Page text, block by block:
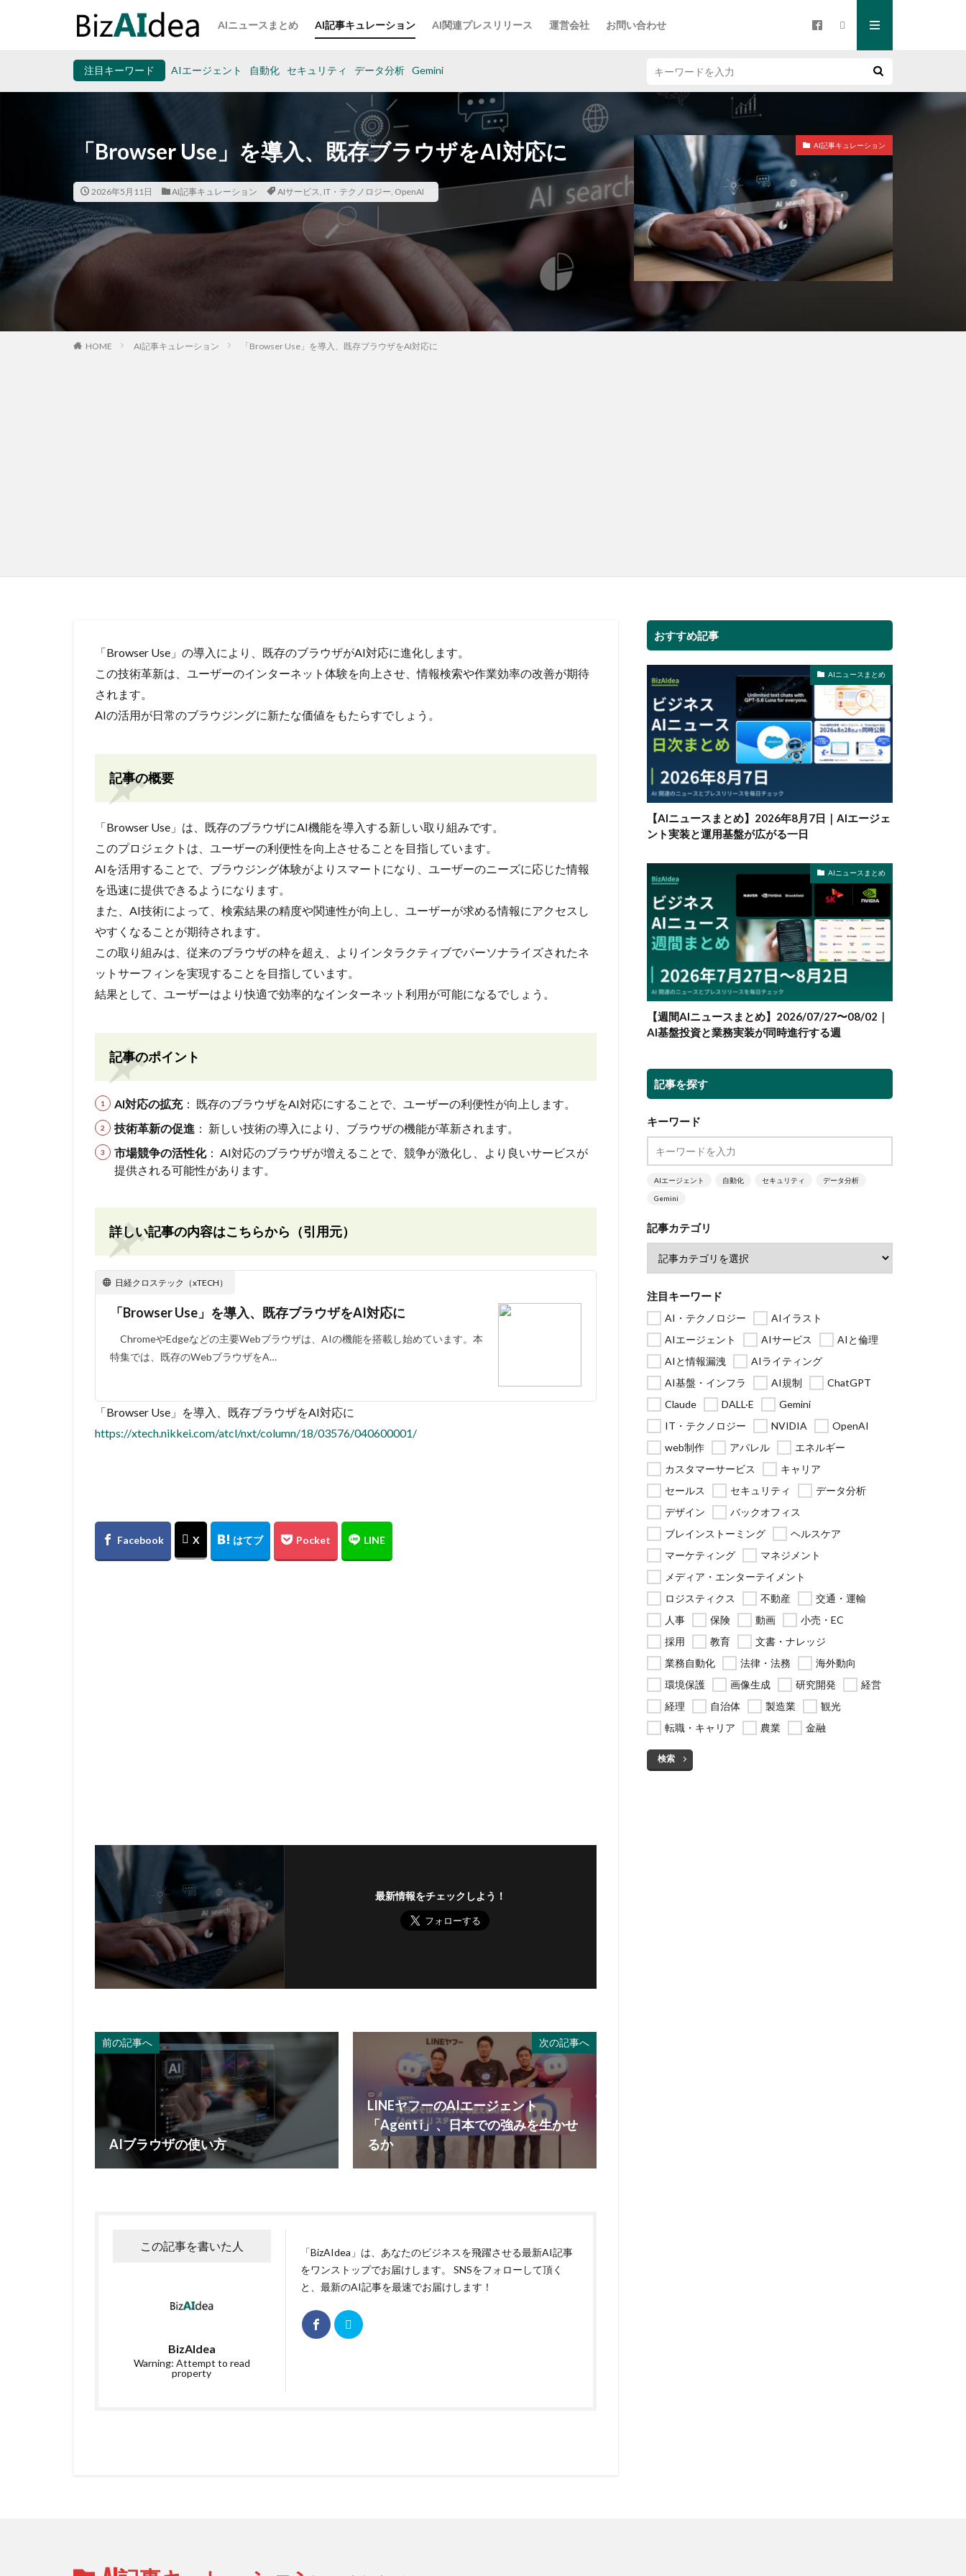
AIニュースまとめ AI記事キュレーション AI関連プレスリリース 運営会社 お問い合わせ
注目キーワード AIエージェント 自動化 セキュリティ データ分析 Gemini
「Browser Use」を導入、既存ブラウザをAI対応に
2026年5月11日 AI記事キュレーション AIサービス, IT・テクノロジー, OpenAI
AI記事キュレーション
HOME AI記事キュレーション 「Browser Use」を導入、既存ブラウザをAI対応に
「Browser Use」の導入により、既存のブラウザがAI対応に進化します。
この技術革新は、ユーザーのインターネット体験を向上させ、情報検索や作業効率の改善が期待
されます。
AIの活用が日常のブラウジングに新たな価値をもたらすでしょう。
記事の概要
「Browser Use」は、既存のブラウザにAI機能を導入する新しい取り組みです。
このプロジェクトは、ユーザーの利便性を向上させることを目指しています。
AIを活用することで、ブラウジング体験がよりスマートになり、ユーザーのニーズに応じた情報
を迅速に提供できるようになります。
また、AI技術によって、検索結果の精度や関連性が向上し、ユーザーが求める情報にアクセスし
やすくなることが期待されます。
この取り組みは、従来のブラウザの枠を超え、よりインタラクティブでパーソナライズされたネ
ットサーフィンを実現することを目指しています。
結果として、ユーザーはより快適で効率的なインターネット利用が可能になるでしょう。
記事のポイント
AI対応の拡充： 既存のブラウザをAI対応にすることで、ユーザーの利便性が向上します。
技術革新の促進 ： 新しい技術の導入により、ブラウザの機能が革新されます。
市場競争の活性化： AI対応のブラウザが増えることで、競争が激化し、より良いサービスが
提供される可能性があります。
詳しい記事の内容はこちらから（引用元）
日経クロステック（xTECH）
「Browser Use」を導入、既存ブラウザをAI対応に
ChromeやEdgeなどの主要Webブラウザは、AIの機能を搭載し始めています。本
特集では、既存のWebブラウザをA…
「Browser Use」を導入、既存ブラウザをAI対応に
https://xtech.nikkei.com/atcl/nxt/column/18/03576/040600001/
最新情報をチェックしよう！
前の記事へ
AIブラウザの使い方
次の記事へ
LINEヤフーのAIエージェント
「Agent i」、日本での強みを生かせ
るか
この記事を書いた人
BizAIdea
Warning: Attempt to read
property
「BizAIdea」は、あなたのビジネスを飛躍させる最新AI記事
をワンストップでお届けします。 SNSをフォローして頂く
と、最新のAI記事を最速でお届けします！
おすすめ記事
AIニュースまとめ
【AIニュースまとめ】2026年8月7日｜AIエージェ
ント実装と運用基盤が広がる一日
AIニュースまとめ
【週間AIニュースまとめ】2026/07/27〜08/02｜
AI基盤投資と業務実装が同時進行する週
記事を探す
キーワード
AIエージェント 自動化 セキュリティ データ分析
Gemini
記事カテゴリ
注目キーワード
AI・テクノロジー
AIイラスト
AIエージェント
AIサービス
AIと倫理
AIと情報漏洩
AIライティング
AI基盤・インフラ
AI規制
ChatGPT
Claude
DALL·E
Gemini
IT・テクノロジー
NVIDIA
OpenAI
web制作
アパレル
エネルギー
カスタマーサービス
キャリア
セールス
セキュリティ
データ分析
デザイン
バックオフィス
ブレインストーミング
ヘルスケア
マーケティング
マネジメント
メディア・エンターテイメント
ロジスティクス
不動産
交通・運輸
人事
保険 動画
小売・EC
採用
教育
文書・ナレッジ
業務自動化
法律・法務
海外動向
環境保護
画像生成 研究開発
経営
経理
自治体 製造業
観光
転職・キャリア
農業 金融
検索